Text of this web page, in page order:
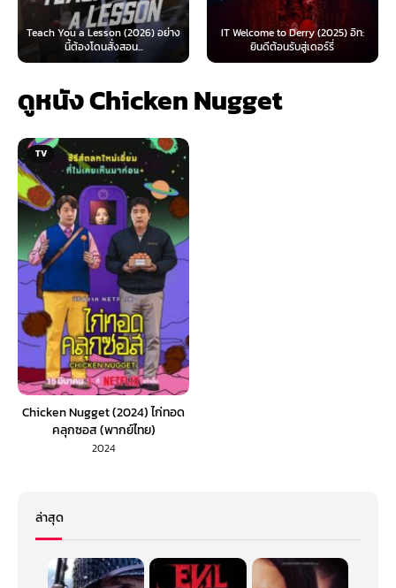
Lesson (2026) อย่าง
IT Welcome to Derry (2025) อิท:
ยินดีต้อนรับสู่เดอร์รี่
Beyond
ดูหนัง Chicken Nugget
TV
Chicken Nugget (2024) ไก่ทอด
คลุกซอส (พากย์ไทย)
2024
ล่าสุด